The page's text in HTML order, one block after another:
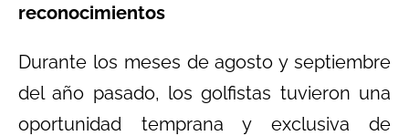
reconocimientos
Durante los meses de agosto y septiembre
del año pasado, los golfistas tuvieron una
oportunidad temprana y exclusiva de